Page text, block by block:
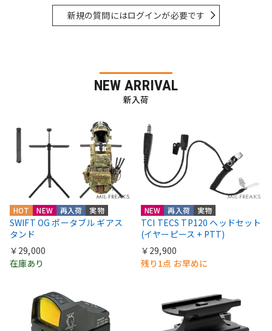
新規の質問にはログインが必要です
NEW ARRIVAL
新入荷
HOT NEW 再入荷 実物
SWIFT OG ポータブル ギアス
タンド
￥29,000
在庫あり
NEW 再入荷 実物
TCI TECS TP120 ヘッドセット
(イヤーピース + PTT)
￥29,900
残り1点 お早めに